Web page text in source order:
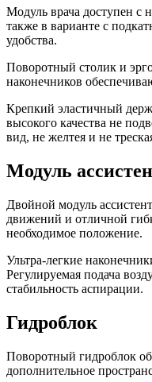
Модуль врача доступен с
также в варианте с
удобства.
Поворотный столик и
наконечников
Крепкий эластичный
высокого качества не
вид, не желтея и не
Модуль
Двойной модуль
движений и отличной
необходимое положение.
Ультра-легкие
Регулируемая подача
стабильность аспирации.
Гидроблок
Поворотный гидроблок
дополнительное